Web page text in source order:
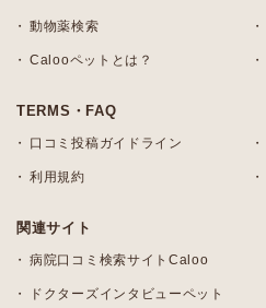
動物薬検索
Calooペットとは？
TERMS・FAQ
口コミ投稿ガイドライン
利用規約
関連サイト
病院口コミ検索サイトCaloo
ドクターズインタビューペット